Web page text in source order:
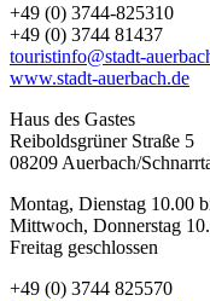
+49 (0) 3744-825310
+49 (0) 3744 81437
touristinfo@stadt-
www.stadt-auerbach.de
Haus des Gastes
Reiboldsgrüner Straße 5
08209 Auerbach/
Montag, Dienstag 10.00
Mittwoch, Donnerstag
Freitag geschlossen
+49 (0) 3744 825570